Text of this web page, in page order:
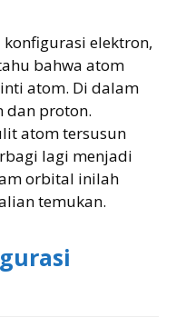
elektron,
bahwa atom
atom. Di dalam
dan proton.
atom tersusun
lagi menjadi
orbital inilah
temukan.